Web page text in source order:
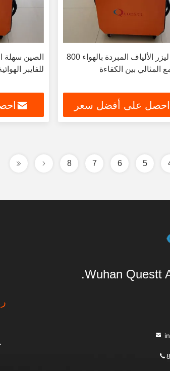
آلة لحام ليزر الألياف المبردة بالهواء 800
المثالي بين الكفاءة
احصل على أفضل سعر
الصين سهلة
للفايبر
5
6
7
8
Wuhan Questt